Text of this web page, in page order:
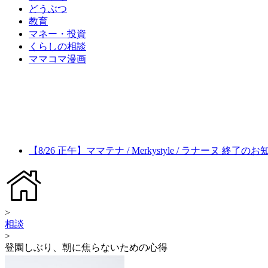
どうぶつ
教育
マネー・投資
くらしの相談
ママコマ漫画
【8/26 正午】ママテナ / Merkystyle / ラナーヌ 終了のお
>
相談
>
登園しぶり、朝に焦らないための心得